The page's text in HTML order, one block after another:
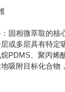
相微萃取的核
或多层具有特定
PDMS、聚丙烯
吸附目标化合物